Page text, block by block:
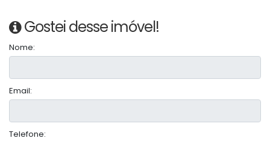
Gostei desse imóvel!
Nome:
Email:
Telefone: